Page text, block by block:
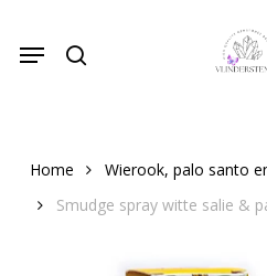
main
Menu
Home Wierook, palo santo
Smudge spray witte salie &